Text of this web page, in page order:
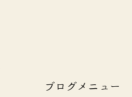
ブログメニュー